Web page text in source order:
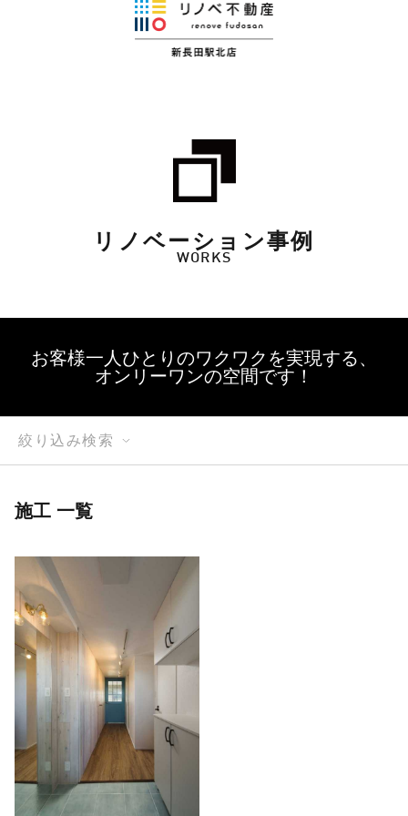
リノベーション事例
WORKS
お客様一人ひとりのワクワクを実現する、
オンリーワンの空間です！
絞り込み検索
施工 一覧